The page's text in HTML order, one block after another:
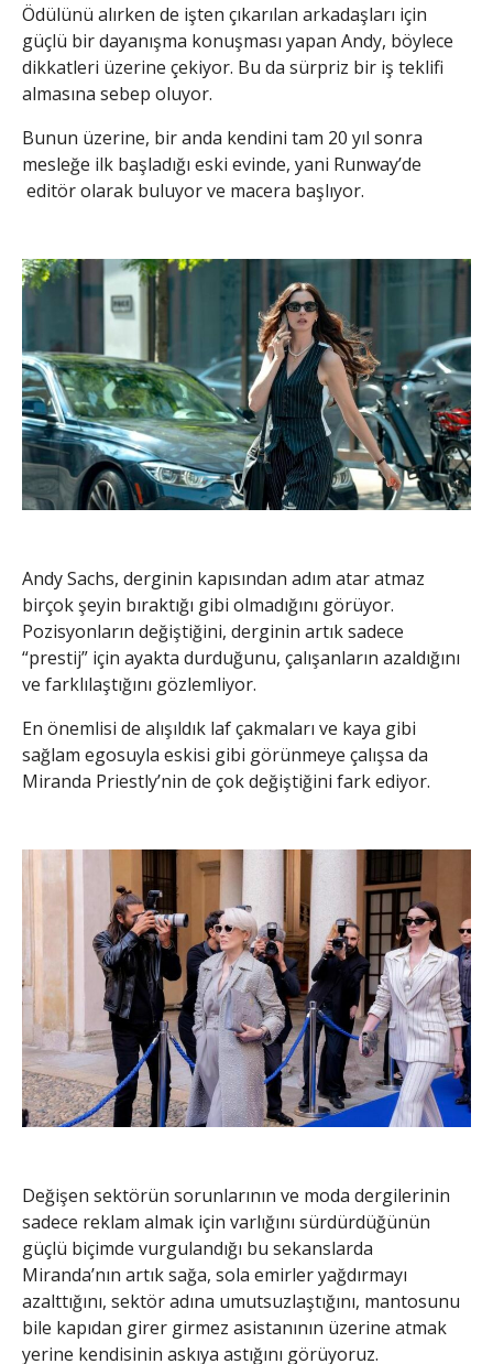
Ödülünü alırken de işten çıkarılan arkadaşları için
güçlü bir dayanışma konuşması yapan Andy, böylece
dikkatleri üzerine çekiyor. Bu da sürpriz bir iş teklifi
almasına sebep oluyor.
Bunun üzerine, bir anda kendini tam 20 yıl sonra
mesleğe ilk başladığı eski evinde, yani Runway’de
editör olarak buluyor ve macera başlıyor.
Andy Sachs, derginin kapısından adım atar atmaz
birçok şeyin bıraktığı gibi olmadığını görüyor.
Pozisyonların değiştiğini, derginin artık sadece
“prestij” için ayakta durduğunu, çalışanların azaldığını
ve farklılaştığını gözlemliyor.
En önemlisi de alışıldık laf çakmaları ve kaya gibi
sağlam egosuyla eskisi gibi görünmeye çalışsa da
Miranda Priestly’nin de çok değiştiğini fark ediyor.
Değişen sektörün sorunlarının ve moda dergilerinin
sadece reklam almak için varlığını sürdürdüğünün
güçlü biçimde vurgulandığı bu sekanslarda
Miranda’nın artık sağa, sola emirler yağdırmayı
azalttığını, sektör adına umutsuzlaştığını, mantosunu
bile kapıdan girer girmez asistanının üzerine atmak
yerine kendisinin askıya astığını görüyoruz.